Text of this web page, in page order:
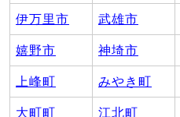
伊万里市 武雄市
嬉野市 神埼市
上峰町 みやき町
大町町 江北町